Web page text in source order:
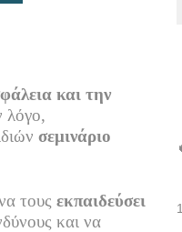
και την
λόγο,
σεμινάριο
τους εκπαιδεύσει
και να